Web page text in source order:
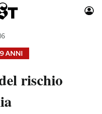
Moda
Consumismi
9 ANNI
rischio